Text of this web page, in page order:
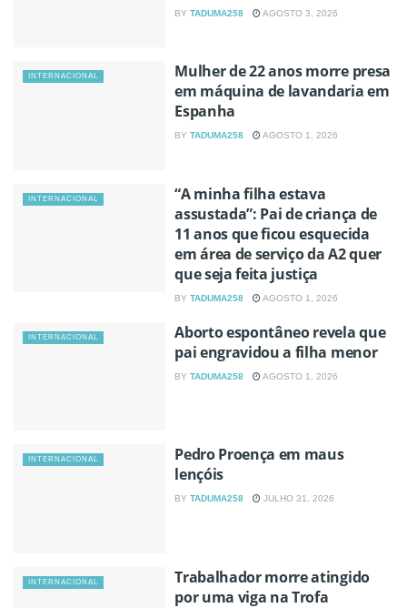
BY TADUMA258 AGOSTO 3, 2026
INTERNACIONAL
Mulher de 22 anos morre presa
em máquina de lavandaria em
Espanha
BY TADUMA258 AGOSTO 1, 2026
INTERNACIONAL
“A minha filha estava
assustada”: Pai de criança de
11 anos que ficou esquecida
em área de serviço da A2 quer
que seja feita justiça
BY TADUMA258 AGOSTO 1, 2026
INTERNACIONAL
Aborto espontâneo revela que
pai engravidou a filha menor
BY TADUMA258 AGOSTO 1, 2026
INTERNACIONAL
Pedro Proença em maus
lençóis
BY TADUMA258 JULHO 31, 2026
INTERNACIONAL
Trabalhador morre atingido
por uma viga na Trofa